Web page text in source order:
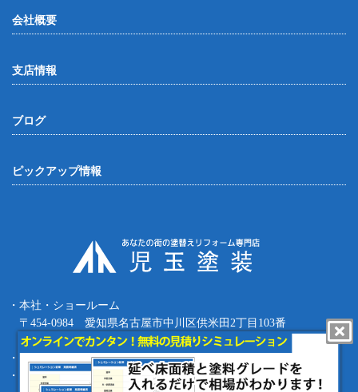
会社概要
支店情報
ブログ
ピックアップ情報
・本社・ショールーム
〒454-0984 愛知県名古屋市中川区供米田2丁目103番
Tel.052-387-8427 Fax.052-387-8497
・四日市支店 〒512-0911 三重県四日市市生桑町270-36
・緑支店 〒458-0801 愛知県名古屋市緑区鳴海町根古屋1-16